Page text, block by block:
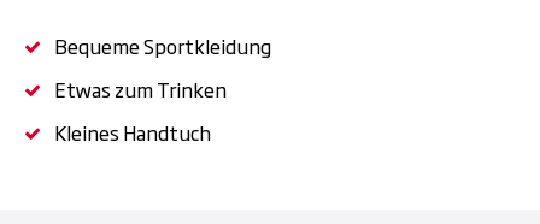
Bequeme Sportkleidung
Etwas zum Trinken
Kleines Handtuch